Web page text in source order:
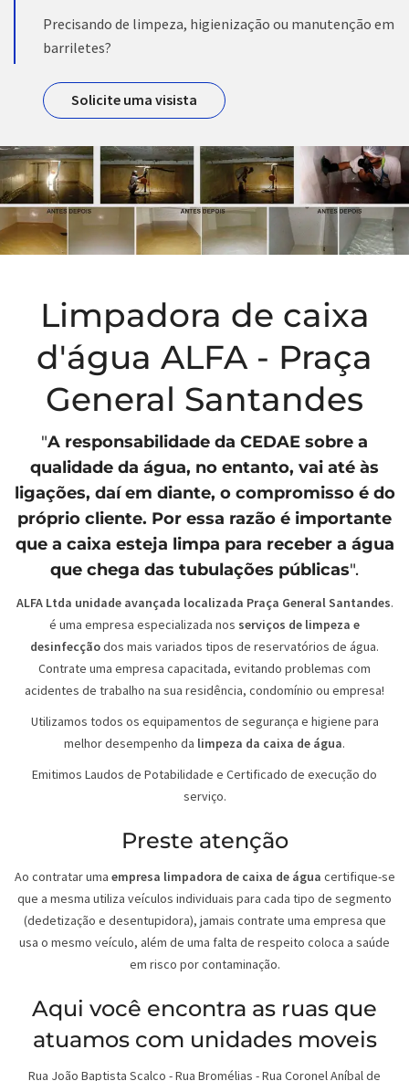
Precisando de limpeza, higienização ou manutenção em
barriletes?
Solicite uma visista
Limpadora de caixa
d'água ALFA - Praça
General Santandes
"A responsabilidade da CEDAE sobre a
qualidade da água, no entanto, vai até às
ligações, daí em diante, o compromisso é do
próprio cliente. Por essa razão é importante
que a caixa esteja limpa para receber a água
que chega das tubulações públicas".
ALFA Ltda unidade avançada localizada Praça General Santandes.
é uma empresa especializada nos serviços de limpeza e
desinfecçãodos mais variados tipos de reservatórios de água.
Contrate uma empresa capacitada, evitando problemas com
acidentes de trabalho na sua residência, condomínio ou empresa!
Utilizamos todos os equipamentos de segurança e higiene para
melhor desempenho da limpeza da caixa de água.
Emitimos Laudos de Potabilidade e Certificado de execução do
serviço.
Preste atenção
Ao contratar uma empresa limpadora de caixa de água certifique-se
que a mesma utiliza veículos individuais para cada tipo de segmento
(dedetização e desentupidora), jamais contrate uma empresa que
usa o mesmo veículo, além de uma falta de respeito coloca a saúde
em risco por contaminação.
Aqui você encontra as ruas que
atuamos com unidades moveis
Rua João Baptista Scalco -Rua Bromélias -Rua Coronel Aníbal de